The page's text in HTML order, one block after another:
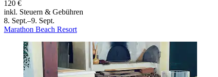
120 €
inkl. Steuern & Gebühren
8. Sept.–9. Sept.
Marathon Beach Resort